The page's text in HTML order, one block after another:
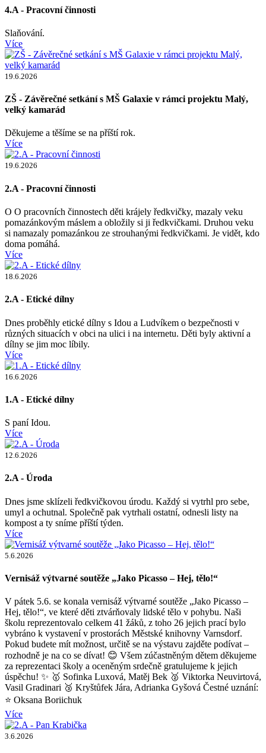
4.A - Pracovní činnosti
Slaňování.
Více
19.6.2026
ZŠ - Závěrečné setkání s MŠ Galaxie v rámci projektu Malý,
velký kamarád
Děkujeme a těšíme se na příští rok.
Více
19.6.2026
2.A - Pracovní činnosti
O O pracovních činnostech děti krájely ředkvičky, mazaly veku
pomazánkovým máslem a obložily si ji ředkvičkami. Druhou veku
si namazaly pomazánkou ze strouhanými ředkvičkami. Je vidět, kdo
doma pomáhá.
Více
18.6.2026
2.A - Etické dílny
Dnes proběhly etické dílny s Idou a Ludvíkem o bezpečnosti v
různých situacích v obci na ulici i na internetu. Děti byly aktivní a
dílny se jim moc líbily.
Více
16.6.2026
1.A - Etické dílny
S paní Idou.
Více
12.6.2026
2.A - Úroda
Dnes jsme sklízeli ředkvičkovou úrodu. Každý si vytrhl pro sebe,
umyl a ochutnal. Společně pak vytrhali ostatní, odnesli listy na
kompost a ty sníme příští týden.
Více
5.6.2026
Vernisáž výtvarné soutěže „Jako Picasso – Hej, tělo!“
V pátek 5.6. se konala vernisáž výtvarné soutěže „Jako Picasso –
Hej, tělo!“, ve které děti ztvárňovaly lidské tělo v pohybu. Naši
školu reprezentovalo celkem 41 žáků, z toho 26 jejich prací bylo
vybráno k vystavení v prostorách Městské knihovny Varnsdorf.
Pokud budete mít možnost, určitě se na výstavu zajděte podívat –
rozhodně je na co se dívat! 😊 Všem zúčastněným dětem děkujeme
za reprezentaci školy a oceněným srdečně gratulujeme k jejich
úspěchu! ✨ 🥇 Sofinka Luxová, Matěj Bek 🥈 Viktorka Neuvirtová,
Vasil Gradinari 🥉 Kryštůfek Jára, Adrianka Gyšová Čestné uznání:
⭐ Oksana Boriichuk
Více
3.6.2026